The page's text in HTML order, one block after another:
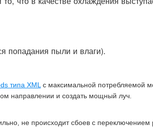
попадания пыли и влаги).
типа XML с максимальной потребляемой
направлении и создать мощный луч.
не происходит сбоев с переключением